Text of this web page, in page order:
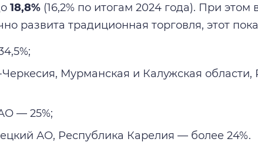
18,8% (16,2% по итогам 2024 года). При этом
развита традиционная торговля, этот
Мурманская и Калужская
— 25%;
АО, Республика Карелия — более 24%.